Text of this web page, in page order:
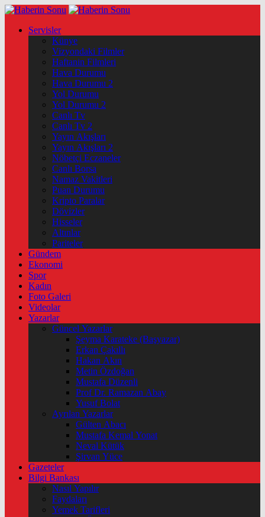
Servisler
Künye
Vizyondaki Filmler
Haftanin Filmleri
Hava Durumu
Hava Durumu 2
Yol Durumu
Yol Durumu 2
Canlı Tv
Canlı Tv 2
Yayın Akışları
Yayın Akışları 2
Nöbetçi Eczaneler
Canlı Borsa
Namaz Vakitleri
Puan Durumu
Kripto Paralar
Dövizler
Hisseler
Altınlar
Pariteler
Gündem
Ekonomi
Spor
Kadın
Foto Galeri
Videolar
Yazarlar
Güncel Yazarlar
Şeyma Karateke (Başyazar)
Erkan Çakıllı
Hakan Akın
Metin Özdoğan
Mustafa Düzenli
Prof Dr. Ramazan Abay
Yusuf Bolat
Ayrılan Yazarlar
Gülten Abacı
Mustafa Kemal Yonat
Neval Kütük
Şirvan Yüce
Gazeteler
Bilgi Bankası
Nasıl Yapılır
Faydaları
Yemek Tarifleri